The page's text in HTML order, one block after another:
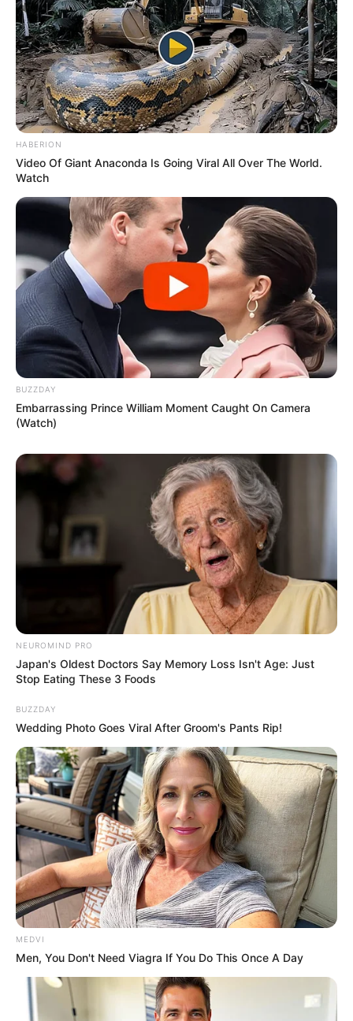
HABERION
Video Of Giant Anaconda Is Going Viral All Over The World.
Watch
BUZZDAY
Embarrassing Prince William Moment Caught On Camera
(Watch)
NEUROMIND PRO
Japan's Oldest Doctors Say Memory Loss Isn't Age: Just
Stop Eating These 3 Foods
BUZZDAY
Wedding Photo Goes Viral After Groom's Pants Rip!
MEDVI
Men, You Don't Need Viagra If You Do This Once A Day